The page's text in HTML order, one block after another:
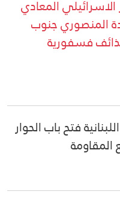
المعادي
المنصوري جنوب
فسفورية
فتح باب الحوار
المقاومة